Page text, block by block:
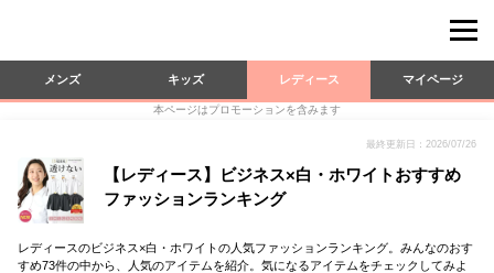
メンズ キッズ レディース マイページ
本ページはプロモーションを含みます
最終更新日：2026/07/26
【レディース】ビジネス×白・ホワイトおすすめ
ファッションランキング
レディースのビジネス×白・ホワイトの人気ファッションランキング。みんなのおす
すめ73件の中から、人気のアイテムを紹介。気になるアイテムをチェックしてみよ